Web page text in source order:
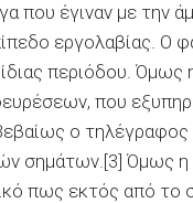
που έγιναν με την
εργολαβίας. Ο
περιόδου.
που
ο τηλέγραφος
σημάτων.[3] Όμως
πως εκτός από